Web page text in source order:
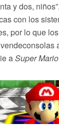
y dos,
con los
por lo que
aSuper